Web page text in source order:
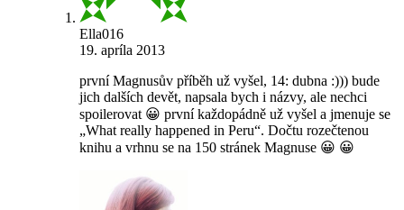
Ella016
19. apríla 2013
první Magnusův příběh už vyšel, 14: dubna :))) bude
jich dalších devět, napsala bych i názvy, ale nechci
spoilerovat 😀 první každopádně už vyšel a jmenuje se
„What really happened in Peru“. Dočtu rozečtenou
knihu a vrhnu se na 150 stránek Magnuse 😀 😀